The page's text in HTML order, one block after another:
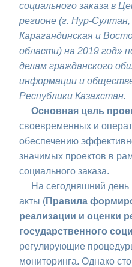
социального заказа в
регионе (г. Нур-
Карагандинская и
области) на 2019 год»
делам гражданского
информации и
Республики Казахстан.
Основная цель
своевременных и
обеспечению
значимых проектов в
социального заказа.
На сегодняшний день
акты (Правила
реализации и оценки
государственного
регулирующие
мониторинга. Однако